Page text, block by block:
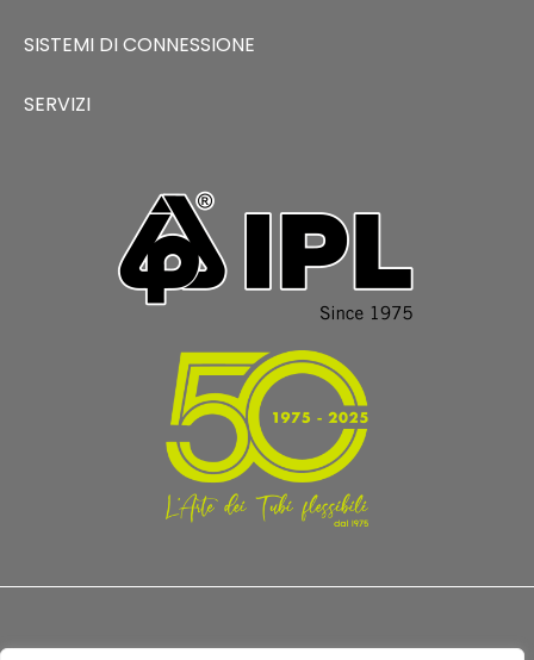
SISTEMI DI CONNESSIONE
SERVIZI